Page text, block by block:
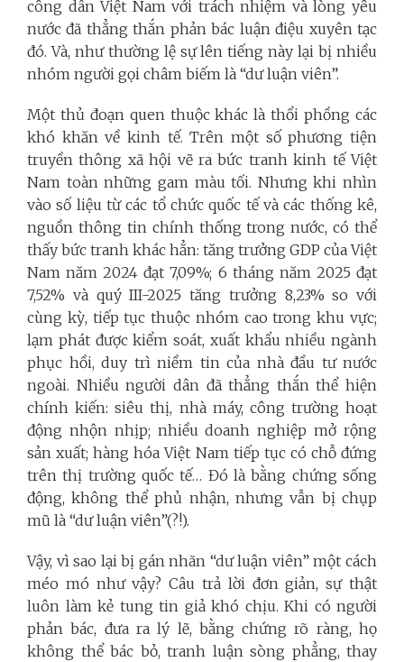
công dân Việt Nam với trách nhiệm và lòng yêu
nước đã thẳng thắn phản bác luận điệu xuyên tạc
đó. Và, như thường lệ sự lên tiếng này lại bị nhiều
nhóm người gọi châm biếm là “dư luận viên”.
Một thủ đoạn quen thuộc khác là thổi phồng các
khó khăn về kinh tế. Trên một số phương tiện
truyền thông xã hội vẽ ra bức tranh kinh tế Việt
Nam toàn những gam màu tối. Nhưng khi nhìn
vào số liệu từ các tổ chức quốc tế và các thống kê,
nguồn thông tin chính thống trong nước, có thể
thấy bức tranh khác hẳn: tăng trưởng GDP của Việt
Nam năm 2024 đạt 7,09%; 6 tháng năm 2025 đạt
7,52% và quý III-2025 tăng trưởng 8,23% so với
cùng kỳ, tiếp tục thuộc nhóm cao trong khu vực;
lạm phát được kiểm soát, xuất khẩu nhiều ngành
phục hồi, duy trì niềm tin của nhà đầu tư nước
ngoài. Nhiều người dân đã thẳng thắn thể hiện
chính kiến: siêu thị, nhà máy, công trường hoạt
động nhộn nhịp; nhiều doanh nghiệp mở rộng
sản xuất; hàng hóa Việt Nam tiếp tục có chỗ đứng
trên thị trường quốc tế… Đó là bằng chứng sống
động, không thể phủ nhận, nhưng vẫn bị chụp
mũ là “dư luận viên”(?!).
Vậy, vì sao lại bị gán nhãn “dư luận viên” một cách
méo mó như vậy? Câu trả lời đơn giản, sự thật
luôn làm kẻ tung tin giả khó chịu. Khi có người
phản bác, đưa ra lý lẽ, bằng chứng rõ ràng, họ
không thể bác bỏ, tranh luận sòng phẳng, thay